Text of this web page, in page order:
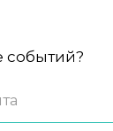
событий?